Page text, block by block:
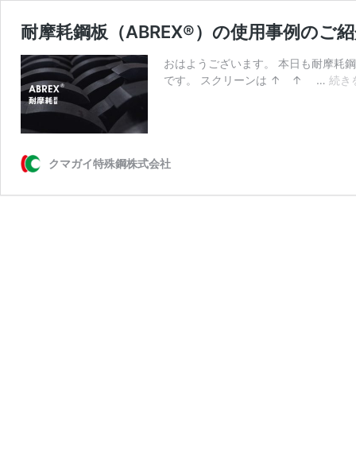
耐摩耗鋼板（ABREX®）の使用事例のご
おはようございます。 本日も耐摩耗
です。 スクリーンは ↑ ↑ … 続き
クマガイ特殊鋼株式会社